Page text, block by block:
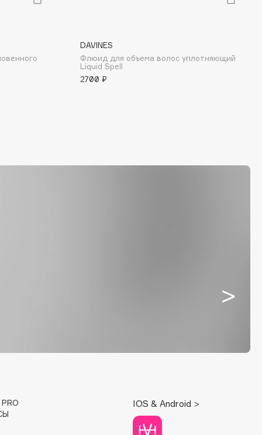
DAVINES
Флюид для объема волос уплотняющий
Liquid Spell
2700 ₽
PRO
IOS & Android >